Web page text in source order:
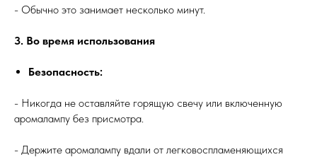
- Обычно это занимает несколько минут.
3. Во время использования
Безопасность:
- Никогда не оставляйте горящую свечу или включенную
аромалампу без присмотра.
- Держите аромалампу вдали от легковоспламеняющихся